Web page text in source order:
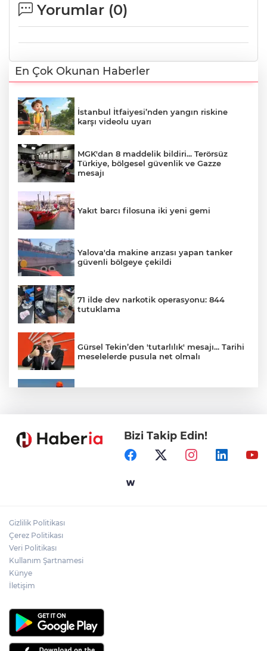
Yorumlar (0)
En Çok Okunan Haberler
İstanbul İtfaiyesi’nden yangın riskine
karşı videolu uyarı
MGK'dan 8 maddelik bildiri... Terörsüz
Türkiye, bölgesel güvenlik ve Gazze
mesajı
Yakıt barcı filosuna iki yeni gemi
Yalova'da makine arızası yapan tanker
güvenli bölgeye çekildi
71 ilde dev narkotik operasyonu: 844
tutuklama
Gürsel Tekin’den 'tutarlılık' mesajı... Tarihi
meselelerde pusula net olmalı
Samsun’da Alaçam'a yeni yaşam alanı
Yapay zekada onlarca uygulamanın
Bizi Takip Edin!
Gizlilik Politikası
Çerez Politikası
Veri Politikası
Kullanım Şartnamesi
Künye
İletişim